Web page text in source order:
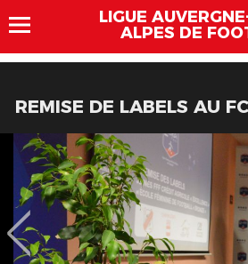
LIGUE
ALPES DE
REMISE DE LABELS AU